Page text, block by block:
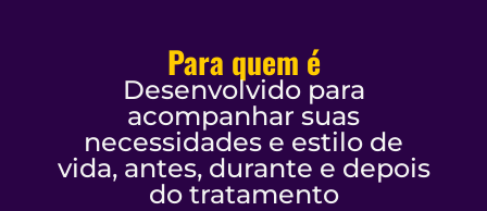
Para quem é
Desenvolvido para
acompanhar suas
necessidades e estilo de
vida, antes, durante e depois
do tratamento